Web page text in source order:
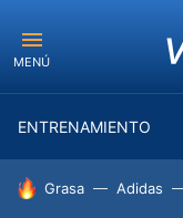
MENÚ
ENTRENAMIENTO
HOY SE HABLA DE
Grasa Adidas